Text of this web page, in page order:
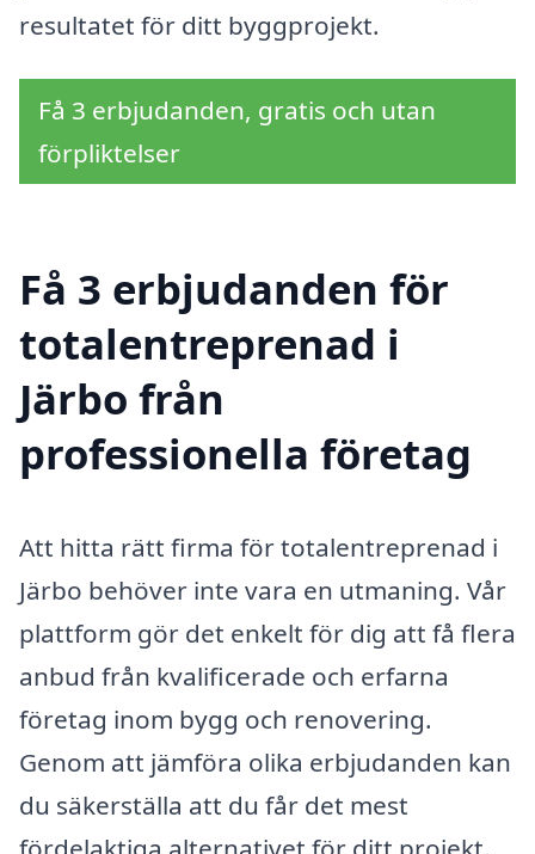
resultatet för ditt byggprojekt.
Få 3 erbjudanden, gratis och utan
förpliktelser
Få 3 erbjudanden för
totalentreprenad i
Järbo från
professionella företag
Att hitta rätt firma för totalentreprenad i
Järbo behöver inte vara en utmaning. Vår
plattform gör det enkelt för dig att få flera
anbud från kvalificerade och erfarna
företag inom bygg och renovering.
Genom att jämföra olika erbjudanden kan
du säkerställa att du får det mest